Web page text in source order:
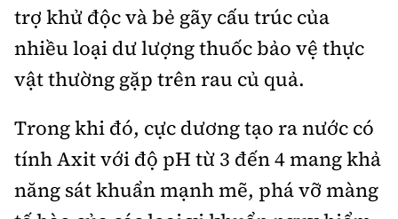
trợ khử độc và bẻ gãy cấu trúc của
nhiều loại dư lượng thuốc bảo vệ thực
vật thường gặp trên rau củ quả.
Trong khi đó, cực dương tạo ra nước có
tính Axit với độ pH từ 3 đến 4 mang khả
năng sát khuẩn mạnh mẽ, phá vỡ màng